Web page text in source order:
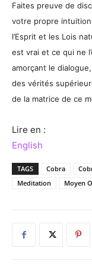
Faites preuve de
votre propre
l’Esprit et les Lois
est vrai et ce qui ne
amorçant le
des vérités
de la matrice de ce
Lire en :
English
TAGS Cobra
Meditation
Moyen